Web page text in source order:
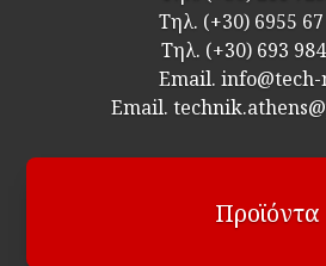
Τηλ. (+30) 6955
Τηλ. (+30) 693
Email.
Email.
Προϊόντα